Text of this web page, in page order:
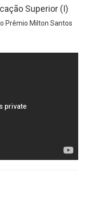
Superior (I)
Prêmio Milton Santos